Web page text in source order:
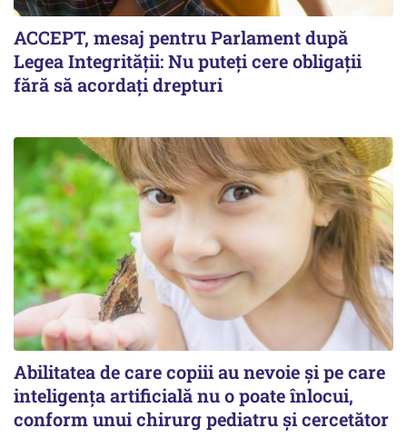
ACCEPT, mesaj pentru Parlament după
Legea Integrității: Nu puteți cere obligații
fără să acordați drepturi
Abilitatea de care copiii au nevoie și pe care
inteligența artificială nu o poate înlocui,
conform unui chirurg pediatru și cercetător